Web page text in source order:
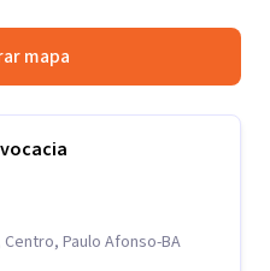
mapa
Paulo Afonso-BA